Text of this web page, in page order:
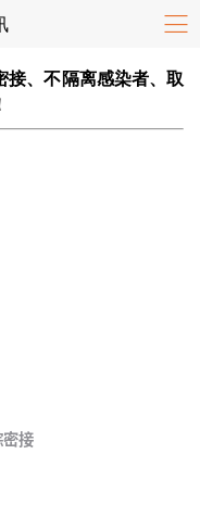
接、不隔离感染者、取
接